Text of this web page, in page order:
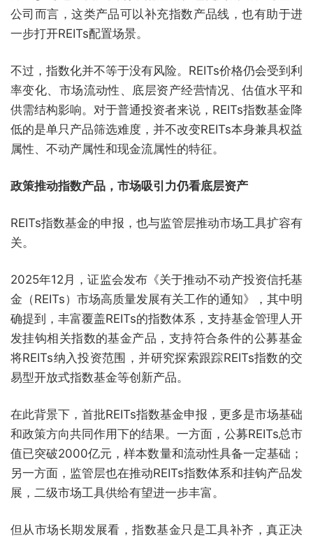
公司而言，这类产品可以补充指数产品线，也有助于进
一步打开REITs配置场景。
不过，指数化并不等于没有风险。REITs价格仍会受到利
率变化、市场流动性、底层资产经营情况、估值水平和
供需结构影响。对于普通投资者来说，REITs指数基金降
低的是单只产品筛选难度，并不改变REITs本身兼具权益
属性、不动产属性和现金流属性的特征。
政策推动指数产品，市场吸引力仍看底层资产
REITs指数基金的申报，也与监管层推动市场工具扩容有
关。
2025年12月，证监会发布《关于推动不动产投资信托基
金（REITs）市场高质量发展有关工作的通知》，其中明
确提到，丰富覆盖REITs的指数体系，支持基金管理人开
发挂钩相关指数的基金产品，支持符合条件的公募基金
将REITs纳入投资范围，并研究探索跟踪REITs指数的交
易型开放式指数基金等创新产品。
在此背景下，首批REITs指数基金申报，更多是市场基础
和政策方向共同作用下的结果。一方面，公募REITs总市
值已突破2000亿元，样本数量和流动性具备一定基础；
另一方面，监管层也在推动REITs指数体系和挂钩产品发
展，二级市场工具供给有望进一步丰富。
但从市场长期发展看，指数基金只是工具补齐，真正决